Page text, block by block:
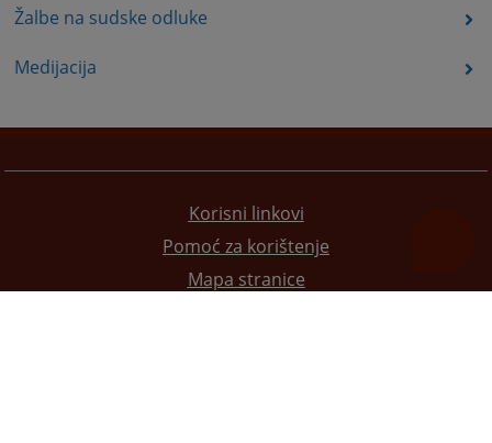
Žalbe na sudske odluke
Medijacija
Korisni linkovi
Pomoć za korištenje
Mapa stranice